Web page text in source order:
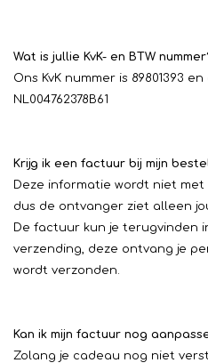
Wat is jullie KvK- en BTW
Ons KvK nummer is 89801393
NL004762378B61
Krijg ik een factuur bij mijn
Deze informatie wordt niet
dus de ontvanger ziet alleen
De factuur kun je terugvinden
verzending, deze ontvang je
wordt verzonden.
Kan ik mijn factuur nog
Zolang je cadeau nog niet